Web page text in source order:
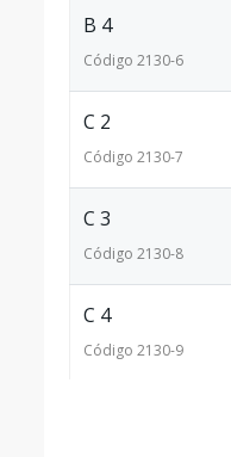
B 4
Código 2130-6
C 2
Código 2130-7
C 3
Código 2130-8
C 4
Código 2130-9